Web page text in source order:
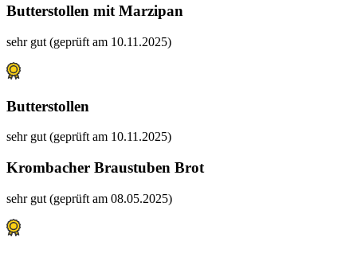
Butterstollen mit Marzipan
sehr gut (geprüft am 10.11.2025)
Butterstollen
sehr gut (geprüft am 10.11.2025)
Krombacher Braustuben Brot
sehr gut (geprüft am 08.05.2025)